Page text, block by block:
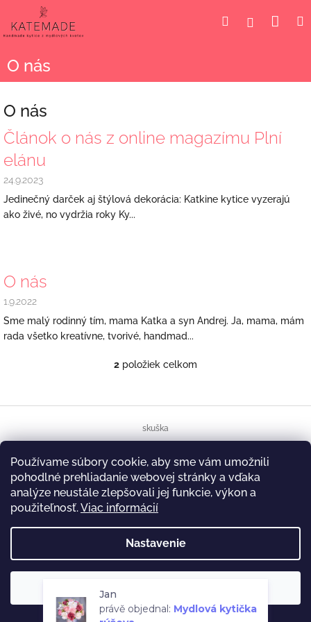
Používame súbory cookie, aby sme vám umožnili
pohodlné prehliadanie webovej stránky a vďaka
analýze neustále zlepšovali jej funkcie, výkon a
použiteľnosť.Viac informácií
Nastavenie
obsah
Hľadať
O nás
O nás
V
ý
p
i
s
č
k
o
v
Článok o nás z online magazímu Plní
elánu
24.9.2023
Jedinečný darček aj štýlová dekorácia: Katkine kytice vyzerajú
ako živé, no vydržia roky Ky...
O nás
1.9.2022
Sme malý rodinný tím, mama Katka a syn Andrej. Ja, mama, mám
rada všetko kreatívne, tvorivé, handmad...
O
á
d
a
i
e
p
r
v
k
y
ý
s
2 položiek celkom
p
skuška
Vytvoril Shoptet Copyright 2026 Katemade . Všetky práva vyhradené.
Jan
právě objednal: Mydlová kytička